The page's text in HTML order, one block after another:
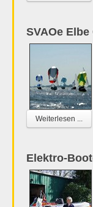
SVAOe Elbe
Weiterlesen ...
Elektro-